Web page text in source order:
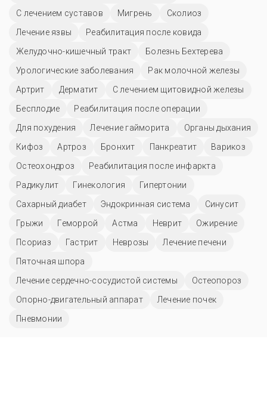
С лечением суставов Мигрень
Сколиоз
Лечение язвы
Реабилитация после ковида
Желудочно-кишечный тракт
Болезнь Бехтерева
Урологические заболевания
Рак молочной железы
Артрит
Дерматит
С лечением щитовидной железы
Бесплодие
Реабилитация после операции
Для похудения
Лечение гайморита
Органы дыхания
Кифоз
Артроз Бронхит Панкреатит
Варикоз
Остеохондроз
Реабилитация после инфаркта
Радикулит
Гинекология
Гипертонии
Сахарный диабет
Эндокринная система
Синусит
Грыжи
Геморрой Астма Неврит
Ожирение
Псориаз
Гастрит Неврозы
Лечение печени
Пяточная шпора
Лечение сердечно-сосудистой системы
Остеопороз
Опорно-двигательный аппарат
Лечение почек
Пневмонии